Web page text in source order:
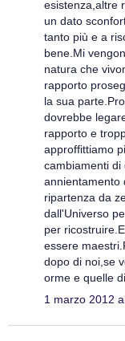
esistenza,altre
un dato
tanto più e a
bene.Mi
natura che
rapporto
la sua
dovrebbe
rapporto e
approffittiamo
cambiamenti di
annientamento
ripartenza da
dall'Universo
per
essere
dopo di noi,se
orme e quelle
1 marzo 2012